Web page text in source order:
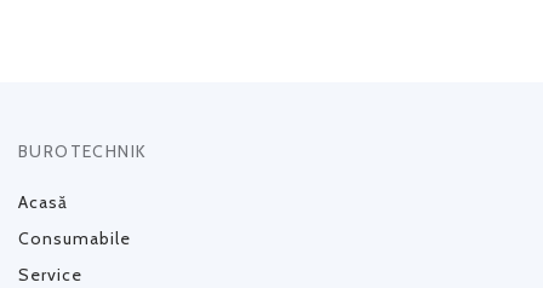
BUROTECHNIK
Acasă
Consumabile
Service